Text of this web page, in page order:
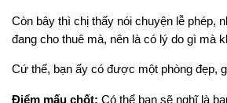
Còn bây thì chị thấy nói chuyện lễ phép,
đang cho thuê mà, nên là có lý do gì mà
Cứ thế, bạn ấy có được một phòng đẹp,
Điểm mấu chốt: Có thể bạn sẽ nghĩ là